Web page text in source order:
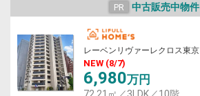
PR 中古販売中物件
レーベンリヴァーレクロス東京
NEW (8/7)
6,980万円